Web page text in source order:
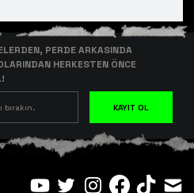
PERDE ARKASINDA
HERKESTEN ÖNCE
KAYIT OL